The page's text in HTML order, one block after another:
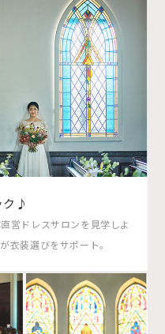
ク♪
営ドレスサロンを見学しよ
衣装選びをサポート。